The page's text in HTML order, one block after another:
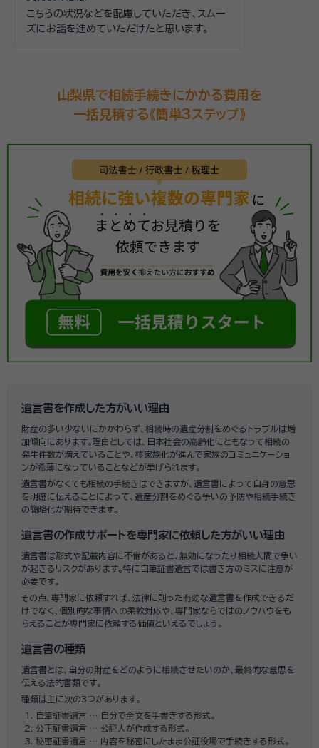
こちらの状況などを配慮していただき、スムー
ズにお話を進めていただけたと思います。
山梨県で相続手続きにかかる費用を
一括見積する《簡単3ステップ》
遺言書を作成した方がいい理由
財産の多い少ないにかかわらず、相続時の遺産分割をめぐるトラブルは増
加傾向にあります。理由としては、日本社会の高齢化にともなって相続の
発生件数が増えていることや、核家族化が進んで家族のコミュニケーショ
ンが希薄になっていることなどが挙げられます。
遺言書がなくても相続の手続きはできますが、遺言書によって自身の意思
を明確に伝えることによって、遺産分割をめぐる争いの予防や相続手続き
の簡略化が期待できます。
遺言書の作成サポートを専門家に依頼した方がいい理由
遺言書は形式や記載内容に不備があると、無効になったり相続人間で争い
が起きるリスクがあります。特に自筆証書遺言では書き方のミスに注意が
必要です。
その点、専門家に依頼すれば、法律に則った有効な遺言書を作成できるだ
けでなく、個別的な事情への柔軟対応や、専門家ならではのノウハウをも
らえることが専門家に依頼する価値といえるでしょう。
遺言書の種類
遺言書とは、自分の財産をどのように相続させたいのか、最終的な意思を
伝える法的書類です。
種類は主に次の3つがあります。
自筆証書遺言 … 自分で全文を手書きする形式。
公正証書遺言 … 公証人が作成する形式。
秘密証書遺言 … 内容を秘密にしたまま公証役場で手続きする形式。